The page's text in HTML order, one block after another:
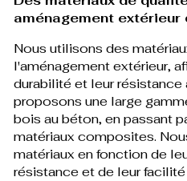
aménagement extérieur
Nous utilisons des
l'aménagement extérieur,
durabilité et leur résistance
proposons une large
bois au béton, en passant
matériaux composites.
matériaux en fonction de
résistance et de leur